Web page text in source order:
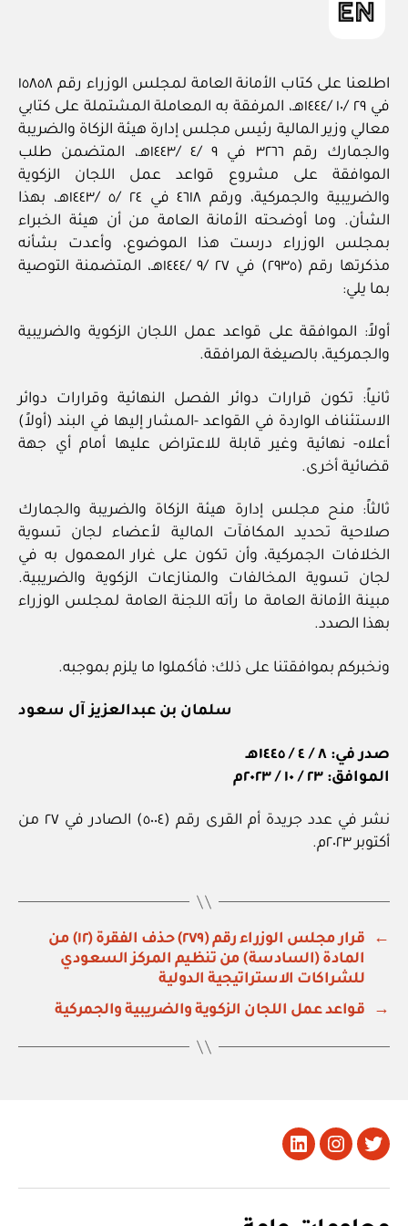
اطلعنا على كتاب الأمانة العامة لمجلس الوزراء رقم ١٥٨٥٨
في ٢٩ /١٠ /١٤٤٤هـ، المرفقة به المعاملة المشتملة على كتابي
معالي وزير المالية رئيس مجلس إدارة هيئة الزكاة والضريبة
والجمارك رقم ٣٢٦٦ في ٩ /٤ /١٤٤٣هـ، المتضمن طلب
الموافقة على مشروع قواعد عمل اللجان الزكوية
والضريبية والجمركية، ورقم ٤٦١٨ في ٢٤ /٥ /١٤٤٣هـ، بهذا
الشأن. وما أوضحته الأمانة العامة من أن هيئة الخبراء
بمجلس الوزراء درست هذا الموضوع، وأعدت بشأنه
مذكرتها رقم (٢٩٣٥) في ٢٧ /٩ /١٤٤٤هـ، المتضمنة التوصية
بما يلي:
أولاً: الموافقة على قواعد عمل اللجان الزكوية والضريبية
والجمركية، بالصيغة المرافقة.
ثانياً: تكون قرارات دوائر الفصل النهائية وقرارات دوائر
الاستئناف الواردة في القواعد -المشار إليها في البند (أولاً)
أعلاه- نهائية وغير قابلة للاعتراض عليها أمام أي جهة
قضائية أخرى.
ثالثاً: منح مجلس إدارة هيئة الزكاة والضريبة والجمارك
صلاحية تحديد المكافآت المالية لأعضاء لجان تسوية
الخلافات الجمركية، وأن تكون على غرار المعمول به في
لجان تسوية المخالفات والمنازعات الزكوية والضريبية.
مبينة الأمانة العامة ما رأته اللجنة العامة لمجلس الوزراء
بهذا الصدد.
ونخبركم بموافقتنا على ذلك؛ فأكملوا ما يلزم بموجبه.
سلمان بن عبدالعزيز آل سعود
صدر في: ٨ / ٤ / ١٤٤٥هـ
الموافق: ٢٣ / ١٠ / ٢٠٢٣م
نشر في عدد جريدة أم القرى رقم (٥٠٠٤) الصادر في ٢٧ من
أكتوبر ٢٠٢٣م.
←
قرار مجلس الوزراء رقم (٢٧٩) حذف الفقرة (١٢) من
المادة (السادسة) من تنظيم المركز السعودي
للشراكات الاستراتيجية الدولية
→
قواعد عمل اللجان الزكوية والضريبية والجمركية
تويتر Instagram
LinkedIn